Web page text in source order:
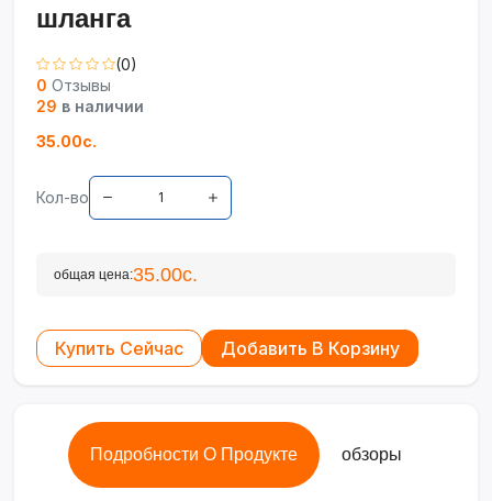
шланга
(0)
0 Отзывы
29 в наличии
35.00с.
Кол-во
общая цена:35.00с.
Купить Сейчас Добавить В Корзину
Подробности О Продукте обзоры